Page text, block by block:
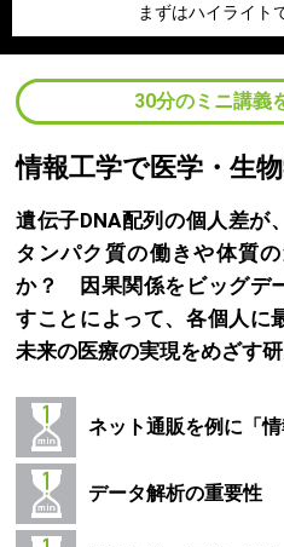
まずはハイライト
30分のミニ講義
情報工学で医学・生
遺伝子DNA配列の個人差が
タンパク質の働きや体質
か？ 因果関係をビッグデ
すことによって、各個人に
未来の医療の実現をめざす研
ネット通販を例に「
データ解析の重要性